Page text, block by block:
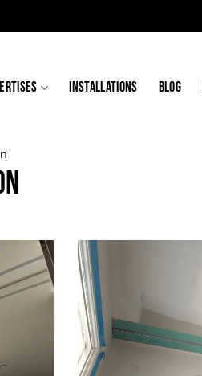
INSTALLATIONS BLOG